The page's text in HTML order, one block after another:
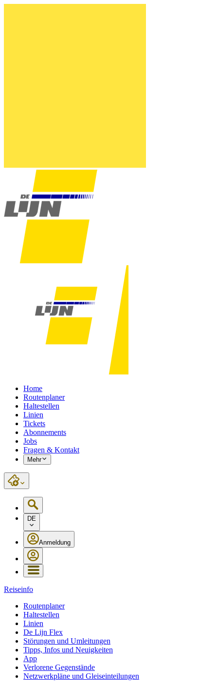
Home
Routenplaner
Haltestellen
Linien
Tickets
Abonnements
Jobs
Fragen & Kontakt
Mehr
DE
Anmeldung
Reiseinfo
Routenplaner
Haltestellen
Linien
De Lijn Flex
Störungen und Umleitungen
Tipps, Infos und Neuigkeiten
App
Verlorene Gegenstände
Netzwerkpläne und Gleiseinteilungen